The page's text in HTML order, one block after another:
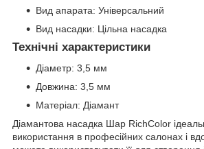
Вид апарата: Універсальний
Вид насадки: Цільна насадка
Технічні характеристики
Діаметр: 3,5 мм
Довжина: 3,5 мм
Матеріал: Діамант
Діамантова насадка Шар RichColor
використання в професійних салонах і